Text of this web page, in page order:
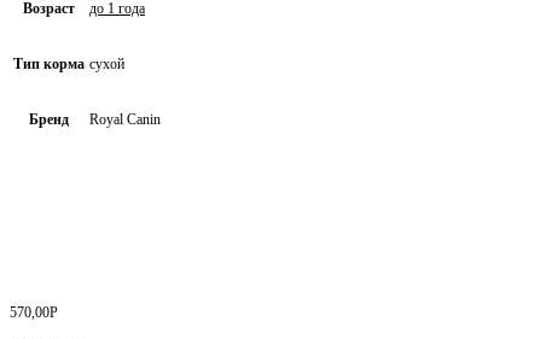
Возраст до 1 года
Тип корма сухой
Бренд Royal Canin
570,00Р